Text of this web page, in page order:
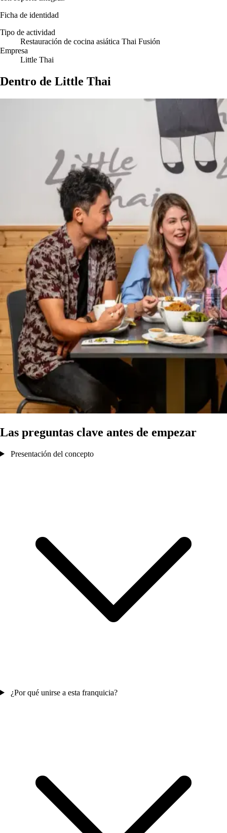
Ficha de identidad
Tipo de actividad
Restauración de cocina asiática Thai Fusión
Empresa
Little Thai
Dentro de Little Thai
Las preguntas clave antes de empezar
Presentación del concepto
¿Por qué unirse a esta franquicia?